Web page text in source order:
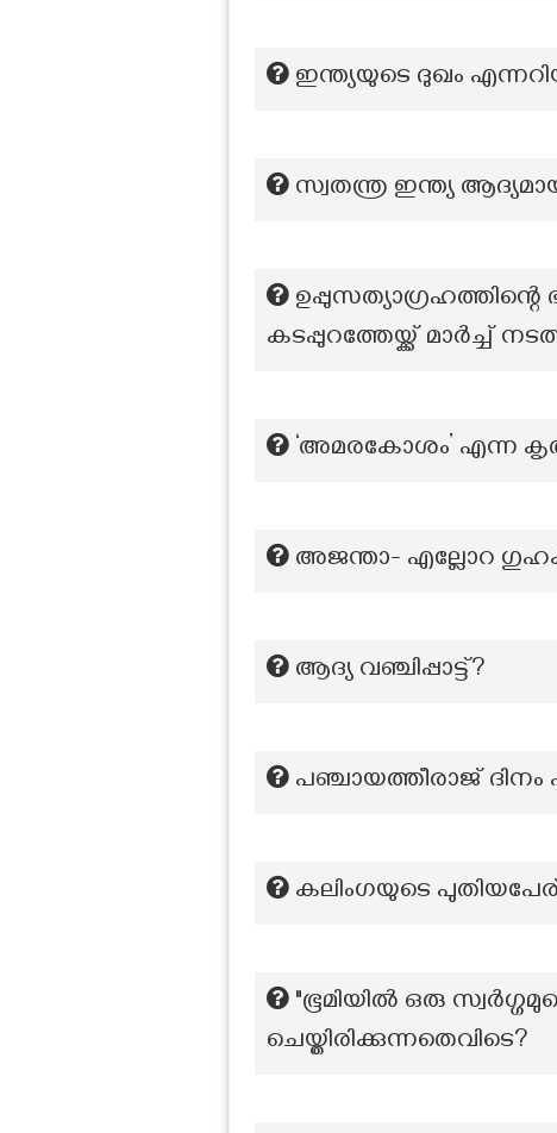
ഇന്ത്യയുടെ ദുഖം
സ്വതന്ത്ര ഇന്ത്യ
ഉപ്പുസത്യാഗ്രഹത്തിന്റെ
കടപ്പുറത്തേയ്ക്ക് മാർച്ച്
‘അമരകോശം’ എന്ന
അജന്താ- എല്ലോറ
ആദ്യ വ‍ഞ്ചിപ്പാട്ട്?
പഞ്ചായത്തീരാജ്
കലിംഗയുടെ
"ഭൂമിയിൽ ഒരു
ചെയ്തിരിക്കുന്നതെവിടെ?